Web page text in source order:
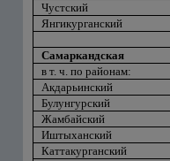
Чустский
Янгикурганский
Самаркандская
в т. ч. по районам:
Акдарьинский
Булунгурский
Жамбайский
Иштыханский
Каттакурганский